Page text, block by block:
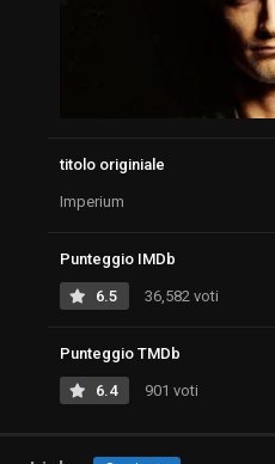
titolo originiale
Imperium
Punteggio IMDb
6.5 36,582 voti
Punteggio TMDb
6.4 901 voti